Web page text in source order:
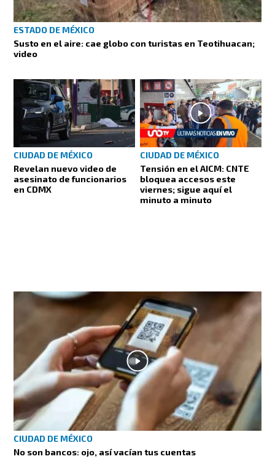
ESTADO DE MÉXICO
Susto en el aire: cae globo con turistas en Teotihuacan;
video
CIUDAD DE MÉXICO
Revelan nuevo video de
asesinato de funcionarios
en CDMX
CIUDAD DE MÉXICO
Tensión en el AICM: CNTE
bloquea accesos este
viernes; sigue aquí el
minuto a minuto
CIUDAD DE MÉXICO
No son bancos: ojo, así vacían tus cuentas